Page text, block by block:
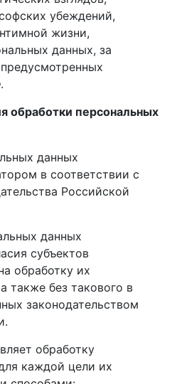
убеждений,
жизни,
данных, за
обработки персональных
данных
в соответствии с
Российской
данных
субъектов
обработку их
также без такового в
законодательством
обработку
каждой цели их